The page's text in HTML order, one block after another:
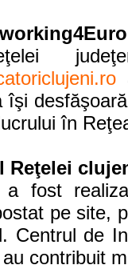
îşi
în
Reţelei
a fost
pe site,
Centrul de
contribuit